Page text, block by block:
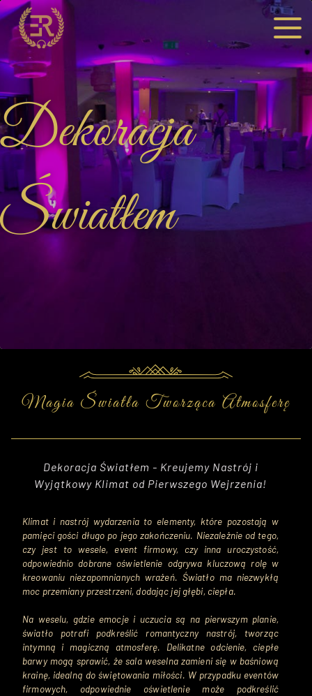
Dekoracja
Światłem
Magia Światła Tworząca Atmosferę
Dekoracja Światłem - Kreujemy Nastrój i
Wyjątkowy Klimat od Pierwszego Wejrzenia!
Klimat i nastrój wydarzenia to elementy, które pozostają w
pamięci gości długo po jego zakończeniu. Niezależnie od tego,
czy jest to wesele, event firmowy, czy inna uroczystość,
odpowiednio dobrane oświetlenie odgrywa kluczową rolę w
kreowaniu niezapomnianych wrażeń. Światło ma niezwykłą
moc przemiany przestrzeni, dodając jej głębi, ciepła.
Na weselu, gdzie emocje i uczucia są na pierwszym planie,
światło potrafi podkreślić romantyczny nastrój, tworząc
intymną i magiczną atmosferę. Delikatne odcienie, ciepłe
barwy mogą sprawić, że sala weselna zamieni się w baśniową
krainę, idealną do świętowania miłości. W przypadku eventów
firmowych, odpowiednie oświetlenie może podkreślić